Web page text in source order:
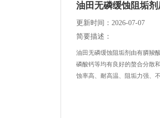
油田无磷缓蚀阻垢剂
更新时间：2026-07-07
简要描述：
油田无磷缓蚀阻垢剂由有膦羧
磷酸钙等均有良好的螯合分散
蚀率高、耐高温、阻垢力强、